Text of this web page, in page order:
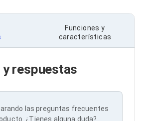
para PC
y Gabinetes
Funciones y
características
respuestas
las preguntas frecuentes
¿Tienes alguna duda?